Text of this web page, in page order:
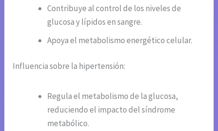
Contribuye al control de los niveles de
glucosa y lípidos en sangre.
Apoya el metabolismo energético celular.
Influencia sobre la hipertensión:
Regula el metabolismo de la glucosa,
reduciendo el impacto del síndrome
metabólico.